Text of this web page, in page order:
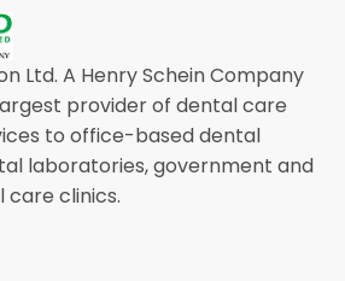
Ltd. A Henry Schein Company
provider of dental care
to office-based dental
laboratories, government and
clinics.